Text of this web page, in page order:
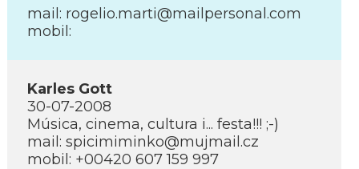
mail: rogelio.marti@mailpersonal.com
mobil:
Karles Gott
30-07-2008
Música, cinema, cultura i... festa!!! ;-)
mail: spicimiminko@mujmail.cz
mobil: +00420 607 159 997